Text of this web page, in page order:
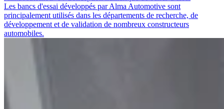
Les bancs d'essai développés par Alma Automotive sont
principalement utilisés dans les départements de recherche, de
développement et de validation de nombreux constructeurs
automobiles.